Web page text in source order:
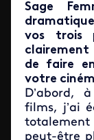
Sage
vos trois
clairement
de faire
votre
D’abord,
films, j’ai
totalement
peut-être